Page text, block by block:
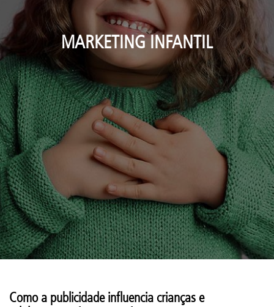
MARKETING INFANTIL
Como a publicidade influencia crianças e